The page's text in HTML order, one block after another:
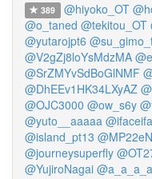
389 @hiyoko_OT
@o_taned @tekitou_OT
@yutarojpt6
@V2gZj8loYsMdzMA
@SrZMYvSdBoGlNMF
@DhEEv1HK34LXyAZ
@OJC3000 @ow_s6y
@yuto__aaaaa
@island_pt13
@journeysuperfly
@YujiroNagai